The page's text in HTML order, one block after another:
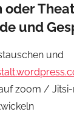
oder
und
und
zoom /